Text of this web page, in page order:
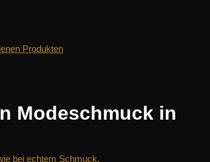
Produkten
Modeschmuck in
bei echtem Schmuck.